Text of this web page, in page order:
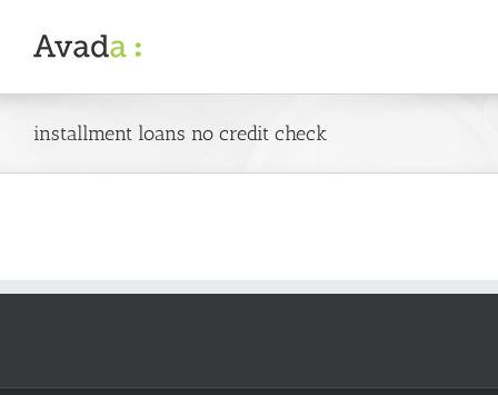
content
installment loans no credit check